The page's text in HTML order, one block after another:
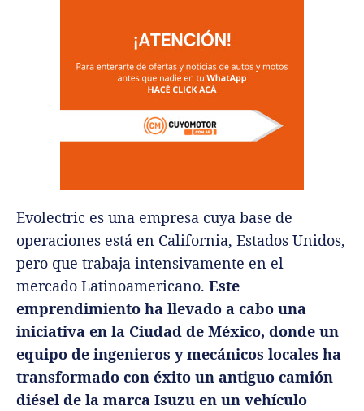
Evolectric es una empresa cuya base de
operaciones está en California, Estados Unidos,
pero que trabaja intensivamente en el
mercado Latinoamericano. Este
emprendimiento ha llevado a cabo una
iniciativa en la Ciudad de México, donde un
equipo de ingenieros y mecánicos locales ha
transformado con éxito un antiguo camión
diésel de la marca Isuzu en un vehículo